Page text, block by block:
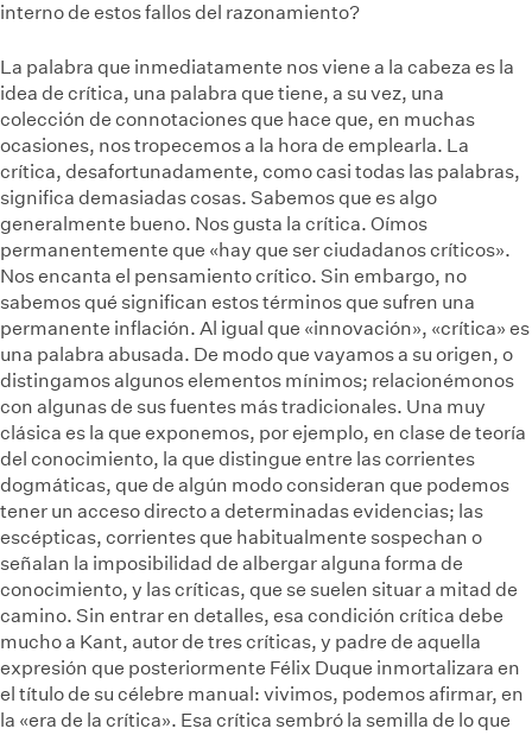
interno de estos fallos del razonamiento?
La palabra que inmediatamente nos viene a la cabeza es la
idea de crítica, una palabra que tiene, a su vez, una
colección de connotaciones que hace que, en muchas
ocasiones, nos tropecemos a la hora de emplearla. La
crítica, desafortunadamente, como casi todas las palabras,
significa demasiadas cosas. Sabemos que es algo
generalmente bueno. Nos gusta la crítica. Oímos
permanentemente que «hay que ser ciudadanos críticos».
Nos encanta el pensamiento crítico. Sin embargo, no
sabemos qué significan estos términos que sufren una
permanente inflación. Al igual que «innovación», «crítica» es
una palabra abusada. De modo que vayamos a su origen, o
distingamos algunos elementos mínimos; relacionémonos
con algunas de sus fuentes más tradicionales. Una muy
clásica es la que exponemos, por ejemplo, en clase de teoría
del conocimiento, la que distingue entre las corrientes
dogmáticas, que de algún modo consideran que podemos
tener un acceso directo a determinadas evidencias; las
escépticas, corrientes que habitualmente sospechan o
señalan la imposibilidad de albergar alguna forma de
conocimiento, y las críticas, que se suelen situar a mitad de
camino. Sin entrar en detalles, esa condición crítica debe
mucho a Kant, autor de tres críticas, y padre de aquella
expresión que posteriormente Félix Duque inmortalizara en
el título de su célebre manual: vivimos, podemos afirmar, en
la «era de la crítica». Esa crítica sembró la semilla de lo que